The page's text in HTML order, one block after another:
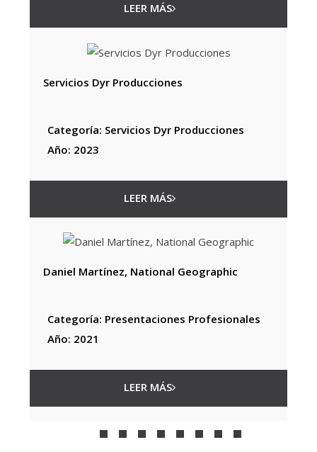
LEER MÁS
Servicios Dyr Producciones
Categoría: Servicios Dyr Producciones
Año: 2023
LEER MÁS
Daniel Martínez, National Geographic
Categoría: Presentaciones Profesionales
Año: 2021
LEER MÁS